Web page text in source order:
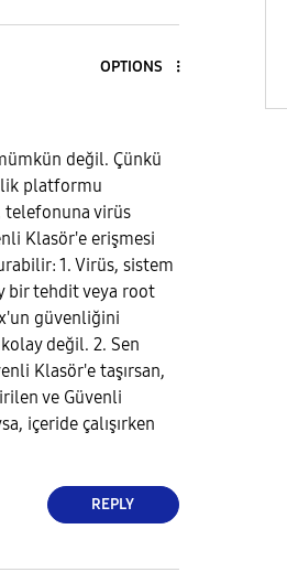
OPTIONS
değil. Çünkü
platformu
telefonuna virüs
Klasör'e erişmesi
1. Virüs, sistem
bir tehdit veya root
güvenliğini
değil. 2. Sen
Klasör'e taşırsan,
ve Güvenli
içeride çalışırken
REPLY